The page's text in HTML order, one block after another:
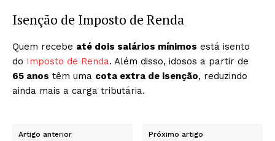
Isenção de Imposto de Renda
Quem recebe até dois salários mínimos está isento
do Imposto de Renda. Além disso, idosos a partir de
65 anos têm uma cota extra de isenção, reduzindo
ainda mais a carga tributária.
Artigo anterior Próximo artigo